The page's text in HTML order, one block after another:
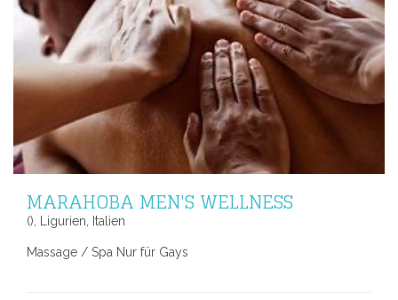
MARAHOBA MEN'S WELLNESS
(), Ligurien, Italien
Massage / Spa Nur für Gays